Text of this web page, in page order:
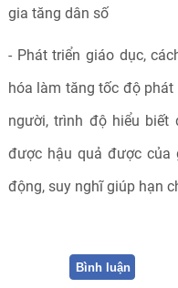
gia tăng dân số
- Phát triển giáo dục,
hóa làm tăng tốc độ
người, trình độ hiểu
được hậu quả được của
động, suy nghĩ giúp hạn
Bình luận